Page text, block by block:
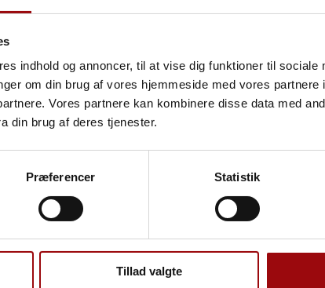
indhold og annoncer, til at vise dig funktioner til sociale
om din brug af vores hjemmeside med vores partnere
Vores partnere kan kombinere disse data med
din brug af deres tjenester.
Præferencer Statistik
Tillad valgte
Der er flere af vores
reparationer af deres lifte.
fordelagtig
mangler i forbindelse med
På den måde kan du sikre
Fast serviceaftale med
Hvis du lader Versalift stå
servicekontrakt
med os,
Opretter du enfast
være sikker på, at din faste